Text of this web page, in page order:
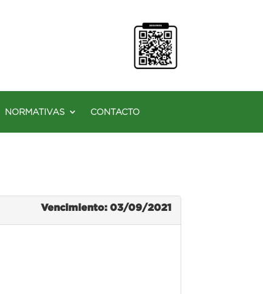
NORMATIVAS CONTACTO
Vencimiento: 03/09/2021